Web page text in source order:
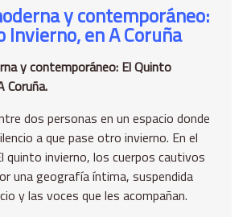
y contemporáneo:
Invierno, en A Coruña
y contemporáneo: El Quinto
Coruña.
dos personas en un espacio donde
a que pase otro invierno. En el
quinto invierno, los cuerpos cautivos
una geografía íntima, suspendida
y las voces que les acompañan.